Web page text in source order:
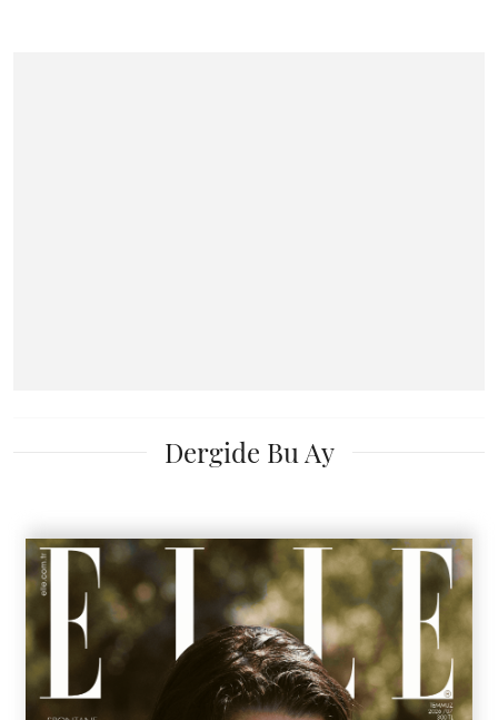
Dergide Bu Ay